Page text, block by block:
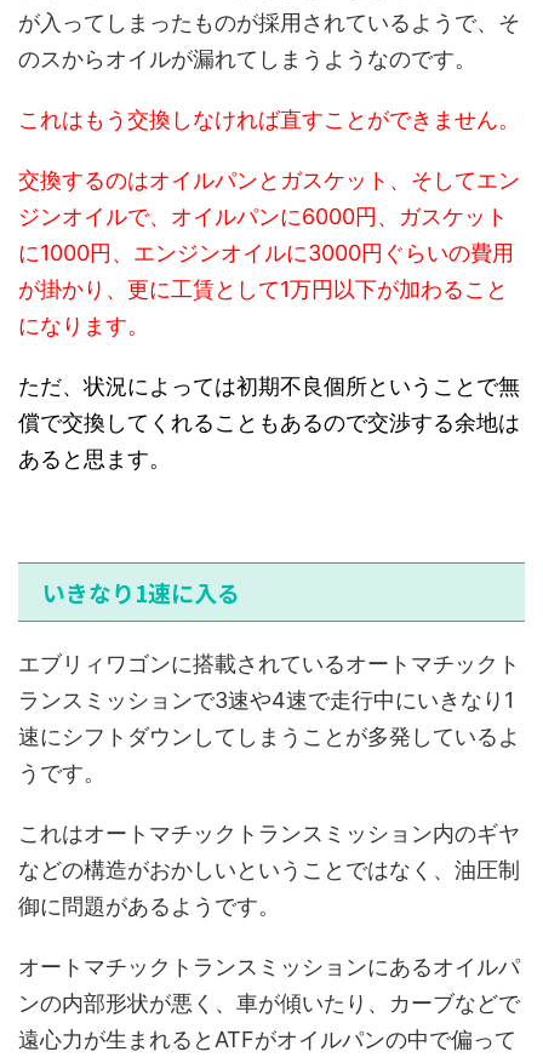
が入ってしまったものが採用されているようで、そ
のスからオイルが漏れてしまうようなのです。
これはもう交換しなければ直すことができません。
交換するのはオイルパンとガスケット、そしてエン
ジンオイルで、オイルパンに6000円、ガスケット
に1000円、エンジンオイルに3000円ぐらいの費用
が掛かり、更に工賃として1万円以下が加わること
になります。
ただ、状況によっては初期不良個所ということで無
償で交換してくれることもあるので交渉する余地は
あると思ます。
いきなり1速に入る
エブリィワゴンに搭載されているオートマチックト
ランスミッションで3速や4速で走行中にいきなり1
速にシフトダウンしてしまうことが多発しているよ
うです。
これはオートマチックトランスミッション内のギヤ
などの構造がおかしいということではなく、油圧制
御に問題があるようです。
オートマチックトランスミッションにあるオイルパ
ンの内部形状が悪く、車が傾いたり、カーブなどで
遠心力が生まれるとATFがオイルパンの中で偏って